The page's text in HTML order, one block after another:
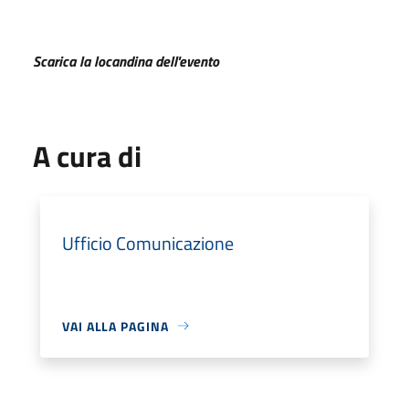
Scarica la locandina dell'evento
A cura di
Ufficio Comunicazione
VAI ALLA PAGINA